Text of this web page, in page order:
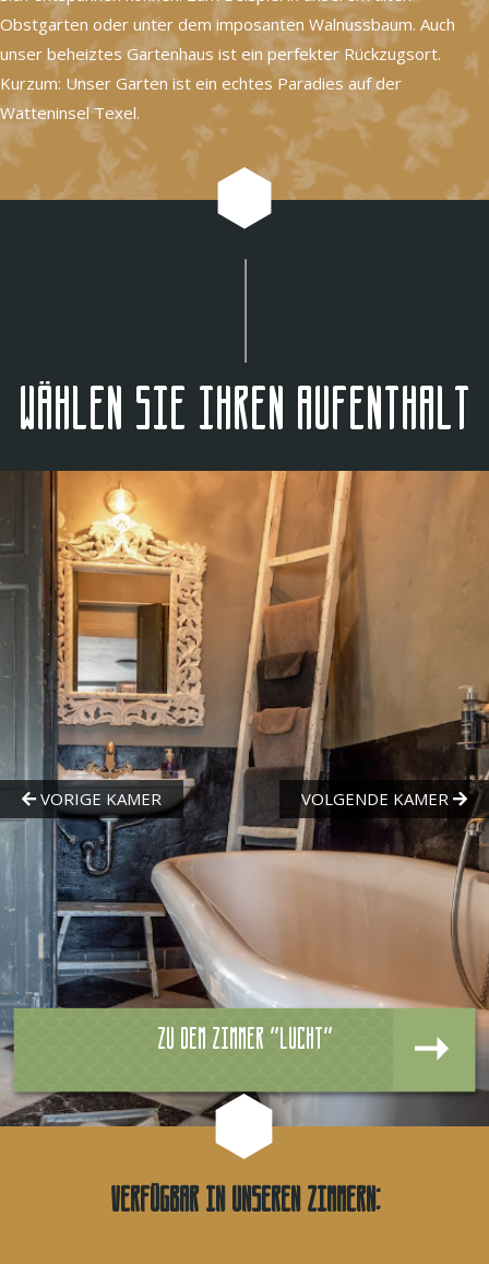
Obstgarten oder unter dem imposanten Walnussbaum. Auch
unser beheiztes Gartenhaus ist ein perfekter Rückzugsort.
Kurzum: Unser Garten ist ein echtes Paradies auf der
Watteninsel Texel.
Wählen Sie Ihren Aufenthalt
Zu dem zimmer "Lucht"
Verfügbar in unseren Zimmern: